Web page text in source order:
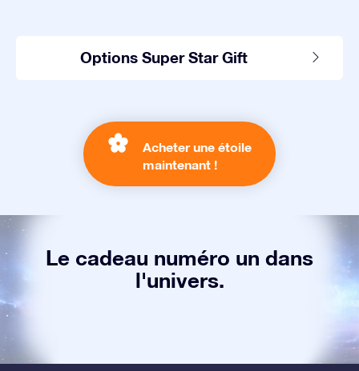
Options Super Star Gift
Acheter une étoile
maintenant !
Le cadeau numéro un dans
l'univers.